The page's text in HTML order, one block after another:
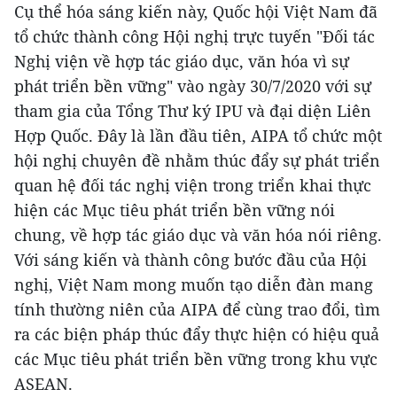
Cụ thể hóa sáng kiến này, Quốc hội Việt Nam đã
tổ chức thành công Hội nghị trực tuyến "Đối tác
Nghị viện về hợp tác giáo dục, văn hóa vì sự
phát triển bền vững" vào ngày 30/7/2020 với sự
tham gia của Tổng Thư ký IPU và đại diện Liên
Hợp Quốc. Đây là lần đầu tiên, AIPA tổ chức một
hội nghị chuyên đề nhằm thúc đẩy sự phát triển
quan hệ đối tác nghị viện trong triển khai thực
hiện các Mục tiêu phát triển bền vững nói
chung, về hợp tác giáo dục và văn hóa nói riêng.
Với sáng kiến và thành công bước đầu của Hội
nghị, Việt Nam mong muốn tạo diễn đàn mang
tính thường niên của AIPA để cùng trao đổi, tìm
ra các biện pháp thúc đẩy thực hiện có hiệu quả
các Mục tiêu phát triển bền vững trong khu vực
ASEAN.